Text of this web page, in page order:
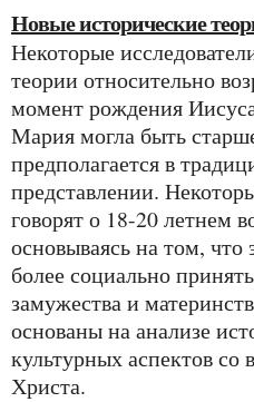
Новые исторические
Некоторые исследователи предлагают иные
теории относительно
момент рождения
Мария могла быть
предполагается в
представлении.
говорят о 18-20 летнем
основываясь на том, что
более социально
замужества и
основаны на анализе
культурных аспектов
Христа.